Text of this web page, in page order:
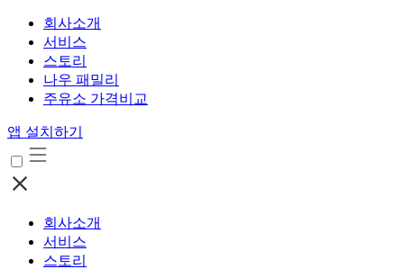
회사소개
서비스
스토리
나우 패밀리
주유소 가격비교
앱 설치하기
회사소개
서비스
스토리